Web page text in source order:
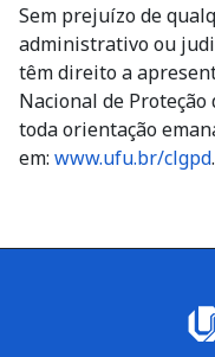
Sem prejuízo de
administrativo ou
têm direito a
Nacional de Proteção
toda orientação
em: www.ufu.br/clgpd.